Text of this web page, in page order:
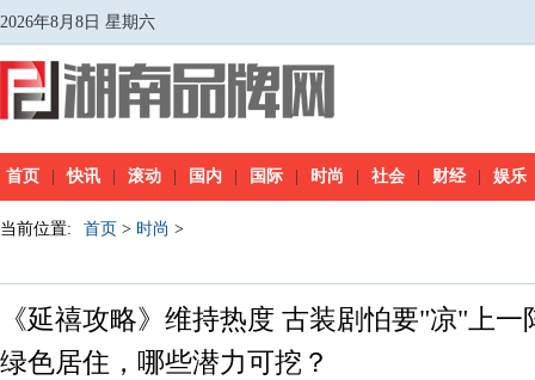
2026年8月8日 星期六
首页 快讯 滚动 国内 国际 时尚 社会 财经 娱乐
当前位置: 首页 > 时尚 >
《延禧攻略》维持热度 古装剧怕要"凉"上一
绿色居住，哪些潜力可挖？